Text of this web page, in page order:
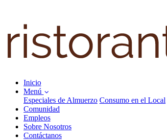
Inicio
Menú
Especiales de Almuerzo Consumo en el Local
Comunidad
Empleos
Sobre Nosotros
Contáctanos